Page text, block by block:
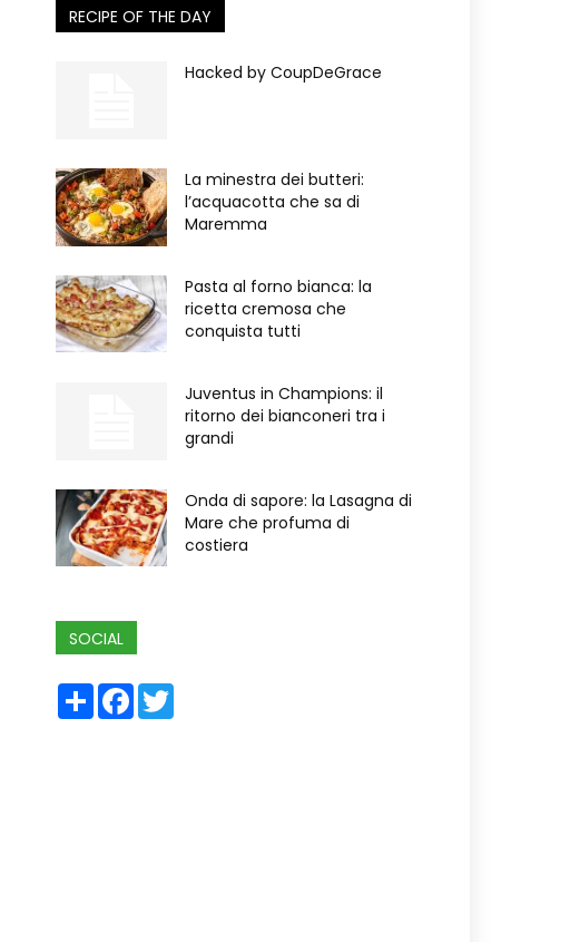
RECIPE OF THE DAY
Hacked by CoupDeGrace
La minestra dei butteri:
l’acquacotta che sa di
Maremma
Pasta al forno bianca: la
ricetta cremosa che
conquista tutti
Juventus in Champions: il
ritorno dei bianconeri tra i
grandi
Onda di sapore: la Lasagna di
Mare che profuma di
costiera
SOCIAL
ShareFacebook